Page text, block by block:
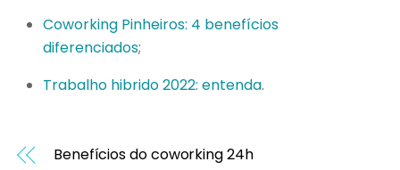
Coworking Pinheiros: 4 benefícios
diferenciados;
Trabalho hibrido 2022: entenda.
Benefícios do coworking 24h